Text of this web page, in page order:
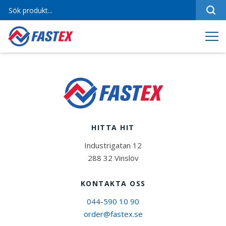
HITTA HIT
Industrigatan 12
288 32 Vinslöv
KONTAKTA OSS
044-590 10 90
order@fastex.se
Varumärken
Jobba hos oss
Kontakt